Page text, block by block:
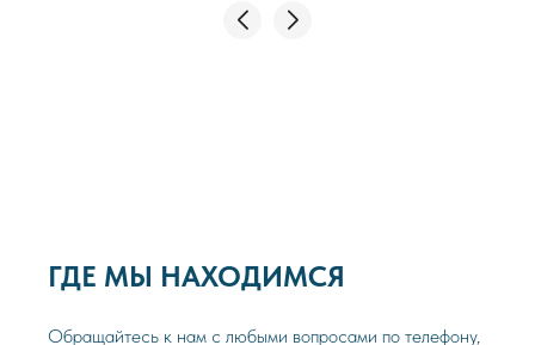
ГДЕ МЫ НАХОДИМСЯ
Обращайтесь к нам с любыми вопросами по телефону,